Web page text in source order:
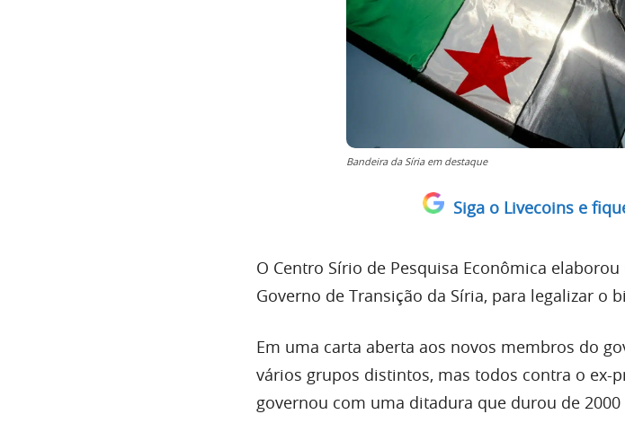
Bandeira da Síria em destaque
Siga o Livecoins e
O Centro Sírio de Pesquisa Econômica
Governo de Transição da Síria, para legalizar o
Em uma carta aberta aos novos membros do
vários grupos distintos, mas todos contra o ex-
governou com uma ditadura que durou de 2000